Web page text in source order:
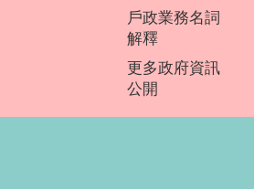
戶政業務名詞
解釋
更多政府資訊
公開